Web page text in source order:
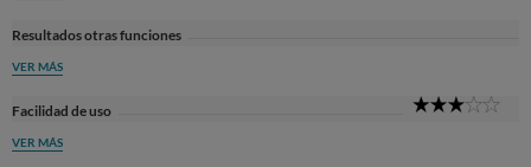
Resultados otras funciones
VER MÁS
Facilidad de uso
VER MÁS